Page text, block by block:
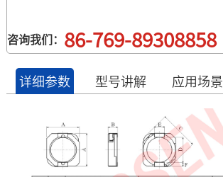
咨询我们： 86-769-89308858
详细参数 型号讲解 应用场景